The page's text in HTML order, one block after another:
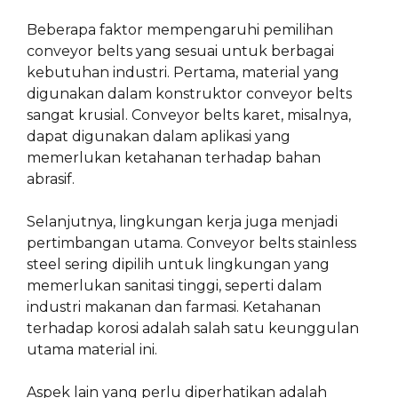
Beberapa faktor mempengaruhi pemilihan
conveyor belts yang sesuai untuk berbagai
kebutuhan industri. Pertama, material yang
digunakan dalam konstruktor conveyor belts
sangat krusial. Conveyor belts karet, misalnya,
dapat digunakan dalam aplikasi yang
memerlukan ketahanan terhadap bahan
abrasif.
Selanjutnya, lingkungan kerja juga menjadi
pertimbangan utama. Conveyor belts stainless
steel sering dipilih untuk lingkungan yang
memerlukan sanitasi tinggi, seperti dalam
industri makanan dan farmasi. Ketahanan
terhadap korosi adalah salah satu keunggulan
utama material ini.
Aspek lain yang perlu diperhatikan adalah